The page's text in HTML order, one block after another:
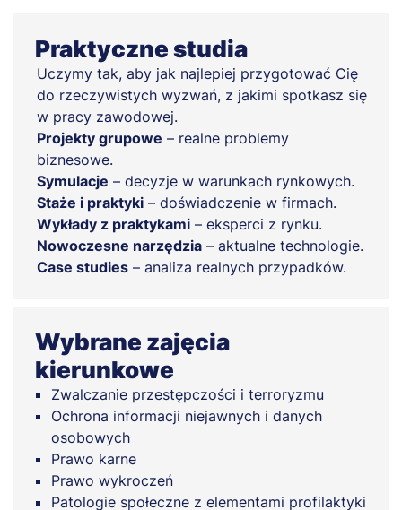
Praktyczne studia
Uczymy tak, aby jak najlepiej przygotować Cię
do rzeczywistych wyzwań, z jakimi spotkasz się
w pracy zawodowej.
Projekty grupowe – realne problemy
biznesowe.
Symulacje – decyzje w warunkach rynkowych.
Staże i praktyki – doświadczenie w firmach.
Wykłady z praktykami – eksperci z rynku.
Nowoczesne narzędzia – aktualne technologie.
Case studies – analiza realnych przypadków.
Wybrane zajęcia
kierunkowe
Zwalczanie przestępczości i terroryzmu
Ochrona informacji niejawnych i danych
osobowych
Prawo karne
Prawo wykroczeń
Patologie społeczne z elementami profilaktyki